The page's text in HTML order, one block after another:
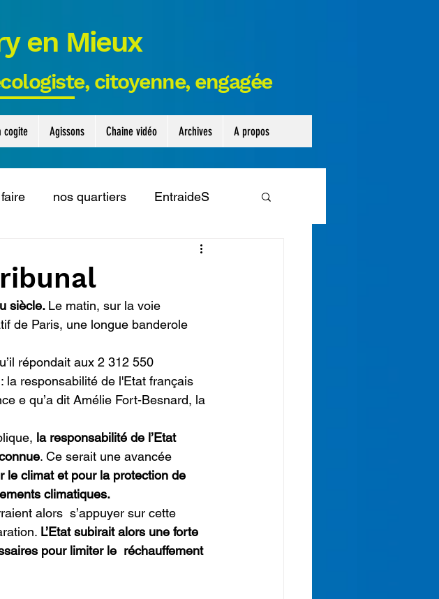
en Mieux
citoyenne, engagée
cogite Agissons Chaine vidéo Archives A propos
nos quartiers EntraideS
Legislative
Interventions Conseil départemental
siècle. Le matin, sur la voie
de Paris, une longue banderole
répondait aux 2 312 550
la responsabilité de l'Etat français
e qu’a dit Amélie Fort-Besnard, la
la responsabilité de l’Etat
. Ce serait une avancée
le climat et pour la protection de
climatiques.
alors  s’appuyer sur cette
L’Etat subirait alors une forte
pour limiter le  réchauffement